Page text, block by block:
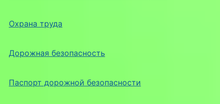
Охрана труда
Дорожная безопасность
Паспорт дорожной безопасности